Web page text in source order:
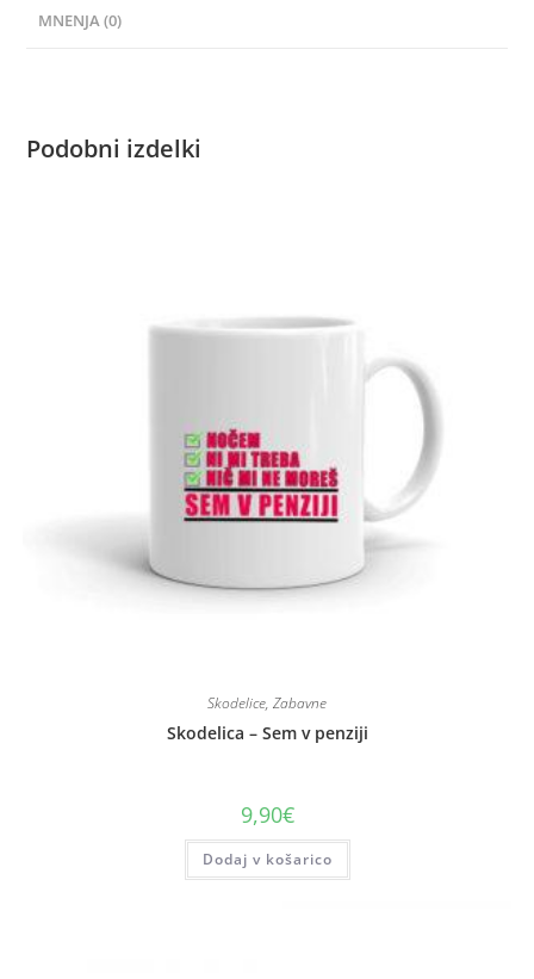
MNENJA (0)
Podobni izdelki
Skodelice, Zabavne
Skodelica – Sem v penziji
9,90€
Dodaj v košarico